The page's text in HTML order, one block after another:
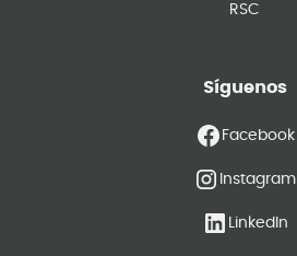
RSC
Síguenos
Facebook
Instagram
LinkedIn